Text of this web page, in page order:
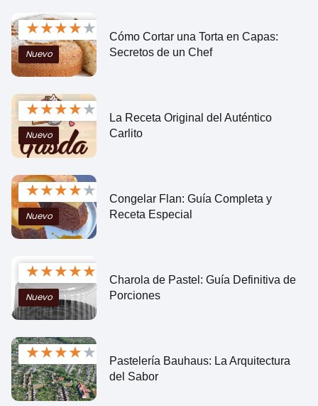
★★★★★
Nuevo
Cómo Cortar una Torta en Capas:
Secretos de un Chef
★★★★★
Nuevo
La Receta Original del Auténtico
Carlito
★★★★★
Nuevo
Congelar Flan: Guía Completa y
Receta Especial
★★★★★
Nuevo
Charola de Pastel: Guía Definitiva de
Porciones
★★★★★
Pastelería Bauhaus: La Arquitectura
del Sabor